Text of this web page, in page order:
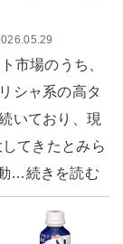
市場のうち、
シャ系の高タ
いており、現
てきたとみら
…続きを読む